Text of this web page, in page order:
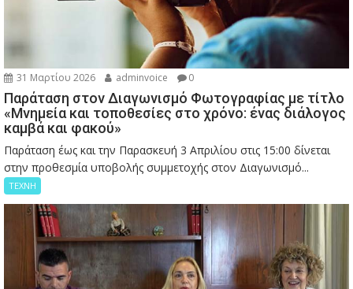
31 Μαρτίου 2026 adminvoice 0
Παράταση στον Διαγωνισμό Φωτογραφίας με τίτλο
«Μνημεία και τοποθεσίες στο χρόνο: ένας διάλογος
καμβά και φακού»
Παράταση έως και την Παρασκευή 3 Απριλίου στις 15:00 δίνεται
στην προθεσμία υποβολής συμμετοχής στον Διαγωνισμό...
ΤΕΧΝΗ